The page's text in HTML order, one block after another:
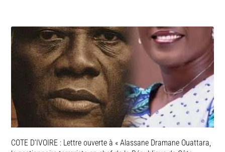
COTE D’IVOIRE : Lettre ouverte à « Alassane Dramane Ouattara,